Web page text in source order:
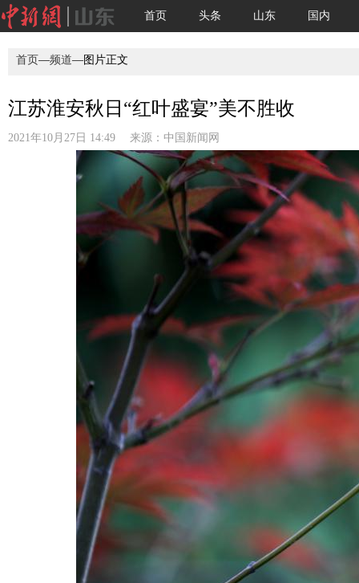
首页 头条 山东 国内
首页—频道—图片正文
江苏淮安秋日“红叶盛宴”美不胜收
2021年10月27日 14:49 来源： 中国新闻网